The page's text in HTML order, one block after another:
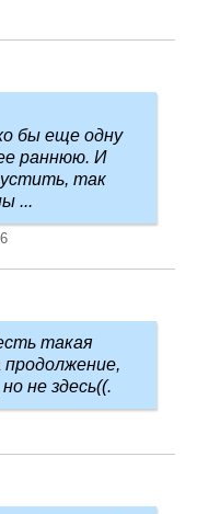
бы еще одну
раннюю. И
так
...
такая
не здесь((.